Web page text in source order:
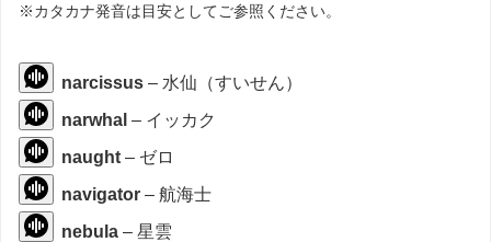
※カタカナ発音は目安としてご参照ください。
narcissus – 水仙（すいせん）
narwhal – イッカク
naught – ゼロ
navigator – 航海士
nebula – 星雲